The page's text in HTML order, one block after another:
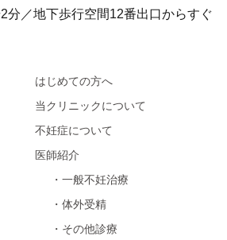
分／地下歩行空間12番出口からすぐ
はじめての方へ
当クリニックについて
不妊症について
医師紹介
・一般不妊治療
・体外受精
・その他診療